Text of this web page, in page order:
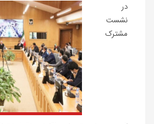
در
نشست
مشترک